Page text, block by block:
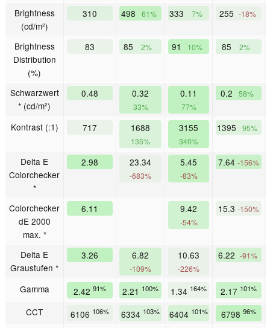
Brightness
(cd/m²)
310 498 61% 333 7% 255 -18%
Brightness
Distribution
(%)
83 85 2% 91 10% 85 2%
Schwarzwert
* (cd/m²)
0.48 0.32
33%
0.11
77%
0.2 58%
Kontrast (:1) 717 1688
135%
3155
340%
1395 95%
Delta E
Colorchecker
*
2.98 23.34
-683%
5.45
-83%
7.64 -156%
Colorchecker
dE 2000
max. *
6.11 9.42
-54%
15.3 -150%
Delta E
Graustufen *
3.26 6.82
-109%
10.63
-226%
6.22 -91%
Gamma 2.42 91% 2.21 100% 1.34 164% 2.17 101%
CCT 6106 106% 6334 103% 6404 101% 6798 96%